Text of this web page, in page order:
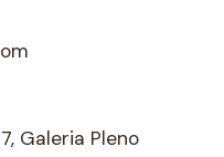
Galeria Pleno